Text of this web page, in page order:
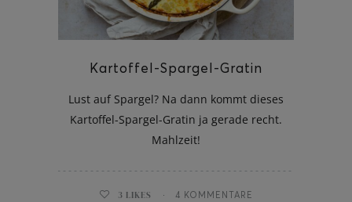
Kartoffel-Spargel-Gratin
Lust auf Spargel? Na dann kommt dieses
Kartoffel-Spargel-Gratin ja gerade recht.
Mahlzeit!
3 LIKES 4 KOMMENTARE